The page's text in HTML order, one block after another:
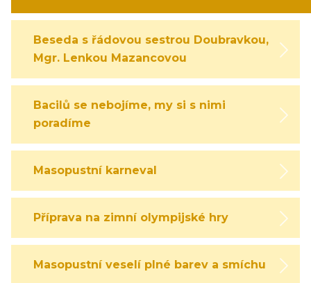
Beseda s řádovou sestrou Doubravkou,
Mgr. Lenkou Mazancovou
Bacilů se nebojíme, my si s nimi
poradíme
Masopustní karneval
Příprava na zimní olympijské hry
Masopustní veselí plné barev a smíchu